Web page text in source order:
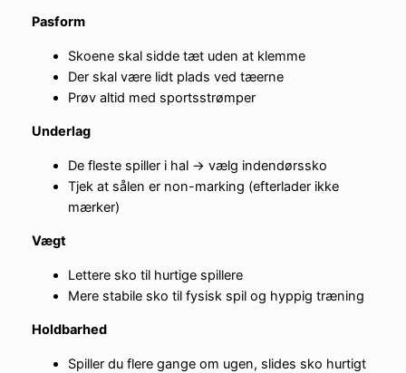
Pasform
Skoene skal sidde tæt uden at klemme
Der skal være lidt plads ved tæerne
Prøv altid med sportsstrømper
Underlag
De fleste spiller i hal → vælg indendørssko
Tjek at sålen er non-marking (efterlader ikke
mærker)
Vægt
Lettere sko til hurtige spillere
Mere stabile sko til fysisk spil og hyppig træning
Holdbarhed
Spiller du flere gange om ugen, slides sko hurtigt